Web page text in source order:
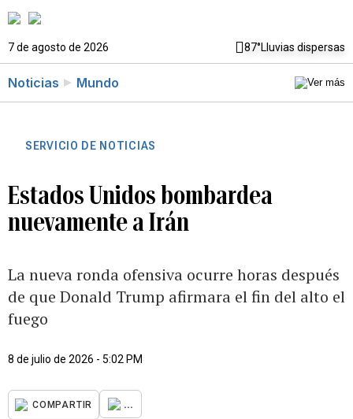
7 de agosto de 2026 87°Lluvias dispersas
Noticias Mundo
SERVICIO DE NOTICIAS
Estados Unidos bombardea
nuevamente a Irán
La nueva ronda ofensiva ocurre horas después
de que Donald Trump afirmara el fin del alto el
fuego
8 de julio de 2026 - 5:02 PM
COMPARTIR ...